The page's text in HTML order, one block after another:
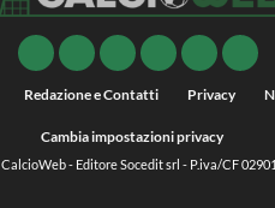
Redazione e Contatti Privacy
Cambia impostazioni privacy
CalcioWeb- Editore Socedit srl - P.iva/CF